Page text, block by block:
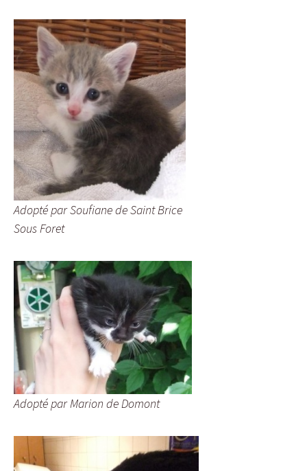
Adopté par Soufiane de Saint Brice
Sous Foret
Adopté par Marion de Domont